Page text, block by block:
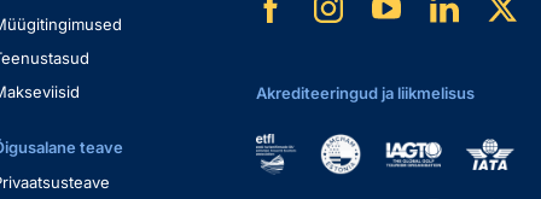
teave
Akrediteeringud ja liikmelisus